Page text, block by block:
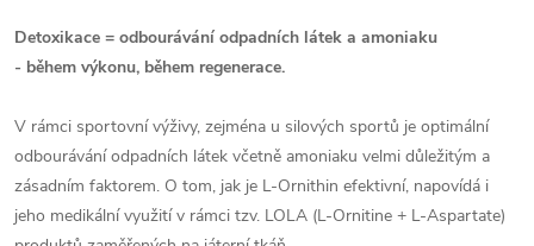
Detoxikace = odbourávání odpadních látek a amoniaku
- během výkonu, během regenerace.
V rámci sportovní výživy, zejména u silových sportů je optimální
odbourávání odpadních látek včetně amoniaku velmi důležitým a
zásadním faktorem. O tom, jak je L-Ornithin efektivní, napovídá i
jeho medikální využití v rámci tzv. LOLA (L-Ornitine + L-Aspartate)